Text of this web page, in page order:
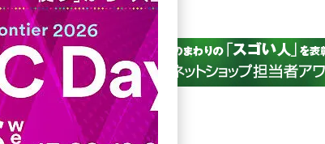
アスクル (1119)
base (1071)
配送対
ると公表。ヤ